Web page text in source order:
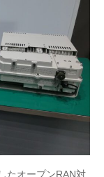
たオープンRAN対